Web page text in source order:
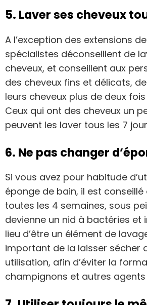
5. Laver ses cheveux
A l’exception des extensions
spécialistes déconseillent de
cheveux, et conseillent aux
des cheveux fins et délicats,
leurs cheveux plus de deux
Ceux qui ont des cheveux un
peuvent les laver tous les 7
6. Ne pas changer
Si vous avez pour habitude
éponge de bain, il est
toutes les 4 semaines, sous
devienne un nid à bactéries et
lieu d’être un élément de
important de la laisser sécher
utilisation, afin d’éviter la
champignons et autres